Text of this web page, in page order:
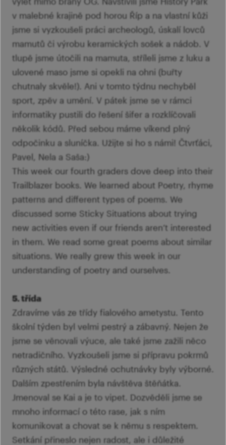
v malebné krajině pod horou Říp a na vlastní kůži
jsme si vyzkoušeli práci archeologů, úskalí lovců
mamutů či výrobu keramických sošek a nádob. V
tlupě jsme útočili na mamuta, stříleli jsme z luku a
ulovené maso jsme si opekli na ohni (buřty
chutnaly skvěle!). Ani v tomto týdnu nechyběl
sport, zpěv a umění. V pátek jsme se v rámci
informatiky pustili do řešení šifer a rozklíčovali
několik kódů. Před sebou máme víkend plný
odpočinku a sluníčka. Užijte si ho s námi! Čtvrťáci,
Pavel, Nela a Saša:)
This week our fourth graders dove deep into their
Trailblazer books. We learned about Poetry, rhyme
patterns and different types of poems. We
discussed some Sticky Situations about trying
new activities even if our friends aren’t interested
in them. We read some great poems about similar
situations. We really grew this week in our
understanding of poetry and ourselves.
5. třída
Zdravíme vás ze třídy fialového ametystu. Tento
školní týden byl velmi pestrý a zábavný. Nejen že
jsme se věnovali výuce, ale také jsme zažili něco
netradičního. Vyzkoušeli jsme si přípravu pokrmů
různých států. Výsledné ochutnávky byly výborné.
Dalším zpestřením byla návštěva štěňátka.
Jmenoval se Kai a je to vipet. Dozvěděli jsme se
mnoho informací o této rase, jak s ním
komunikovat a chovat se k němu s respektem.
Setkání přineslo nejen radost, ale i důležité